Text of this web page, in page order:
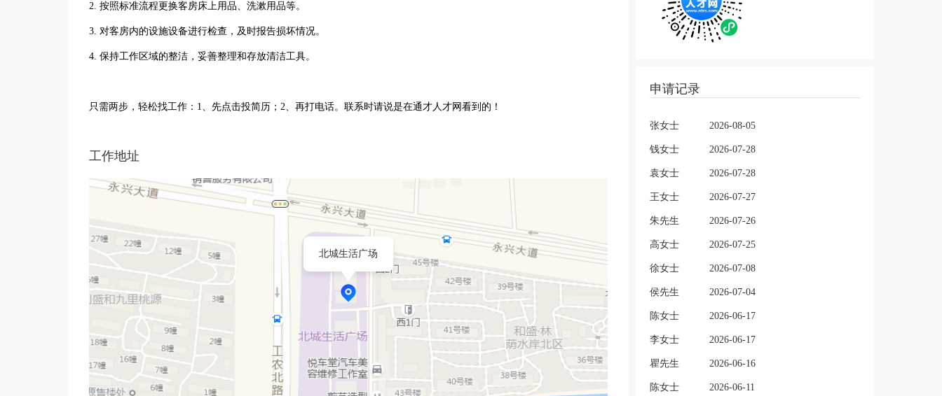
2. 按照标准流程更换客房床上用品、洗漱用品等。
3. 对客房内的设施设备进行检查，及时报告损坏情况。
4. 保持工作区域的整洁，妥善整理和存放清洁工具。
只需两步，轻松找工作：1、先点击投简历；2、再打电话。联系时请说是在通才人才网看到的！
工作地址
北城生活广场
申请记录
张女士 2026-08-05
钱女士 2026-07-28
袁女士 2026-07-28
王女士 2026-07-27
朱先生 2026-07-26
高女士 2026-07-25
徐女士 2026-07-08
侯先生 2026-07-04
陈女士 2026-06-17
李女士 2026-06-17
瞿先生 2026-06-16
陈女士 2026-06-11